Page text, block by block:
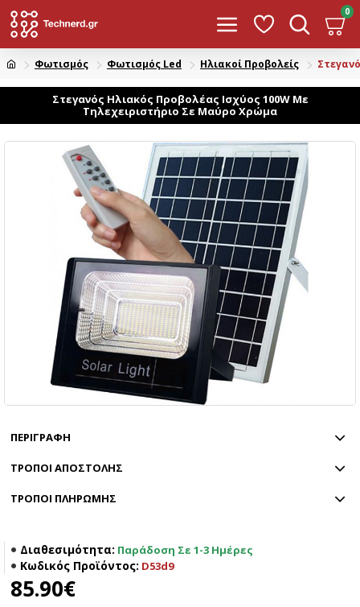
0
Φωτισμός Φωτισμός Led Ηλιακοί Προβολείς
Στεγανός Ηλιακός Προβολέας Ισχύος 100W Με
Τηλεχειριστήριο Σε Μαύρο Χρώμα
ΠΕΡΙΓΡΑΦΗ
ΤΡΟΠΟΙ ΑΠΟΣΤΟΛΗΣ
ΤΡΟΠΟΙ ΠΛΗΡΩΜΗΣ
85.90€
Διαθεσιμότητα: Παράδοση Σε 1-3 Ημέρες
Κωδικός Προϊόντος: D53d9